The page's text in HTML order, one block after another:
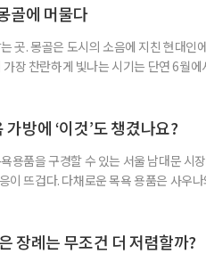
한 문서, 피해 장소를 다시 찾으며 어렵
골에 머물다
곳. 몽골은 도시의 소음에 지친 현대인
장 찬란하게 빛나는 시기는 단연 6월
품으로 떠나는 여정을 시작한다. 몽골
방에 ‘이것’도 챙겼나요?
용품을 구경할 수 있는 서울 남대문 시
이 뜨겁다. 다채로운 목욕 용품은 사우
푸나 로션은 물론 방석·모자·물병·티
장례는 무조건 더 저렴할까?